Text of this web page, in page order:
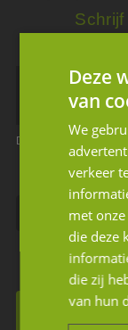
Dit is een verplicht veld
Ik geef
Deze
van
We
verkeer
met
die deze
die zij
van hun